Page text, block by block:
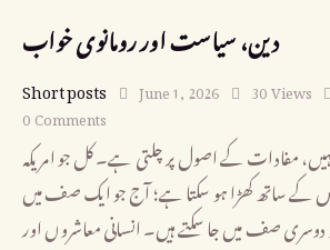
دین، سیاست اور رومانوی خواب
Short posts June 1, 2026 30Views
0Comments
نہیں، مفادات کے اصول پر چلتی ہے۔ کل جو امریکہ
کے ساتھ کھڑا ہو سکتا ہے؛ آج جو ایک صف میں
صف میں جا سکتے ہیں۔ انسانی معاشروں اور